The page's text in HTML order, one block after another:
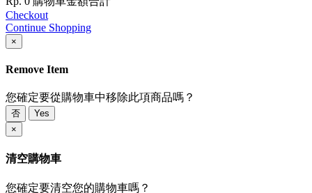
Checkout
Continue Shopping
×
Remove Item
您確定要從購物車中移除此項商品嗎？
否
Yes
×
清空購物車
您確定要清空您的購物車嗎？